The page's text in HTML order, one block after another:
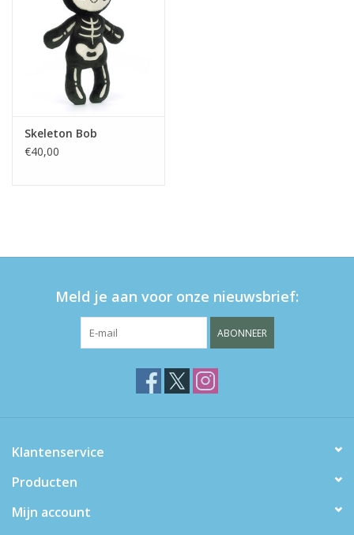
Skeleton Bob
€40,00
Meld je aan voor onze nieuwsbrief:
ABONNEER
Klantenservice
Producten
Mijn account